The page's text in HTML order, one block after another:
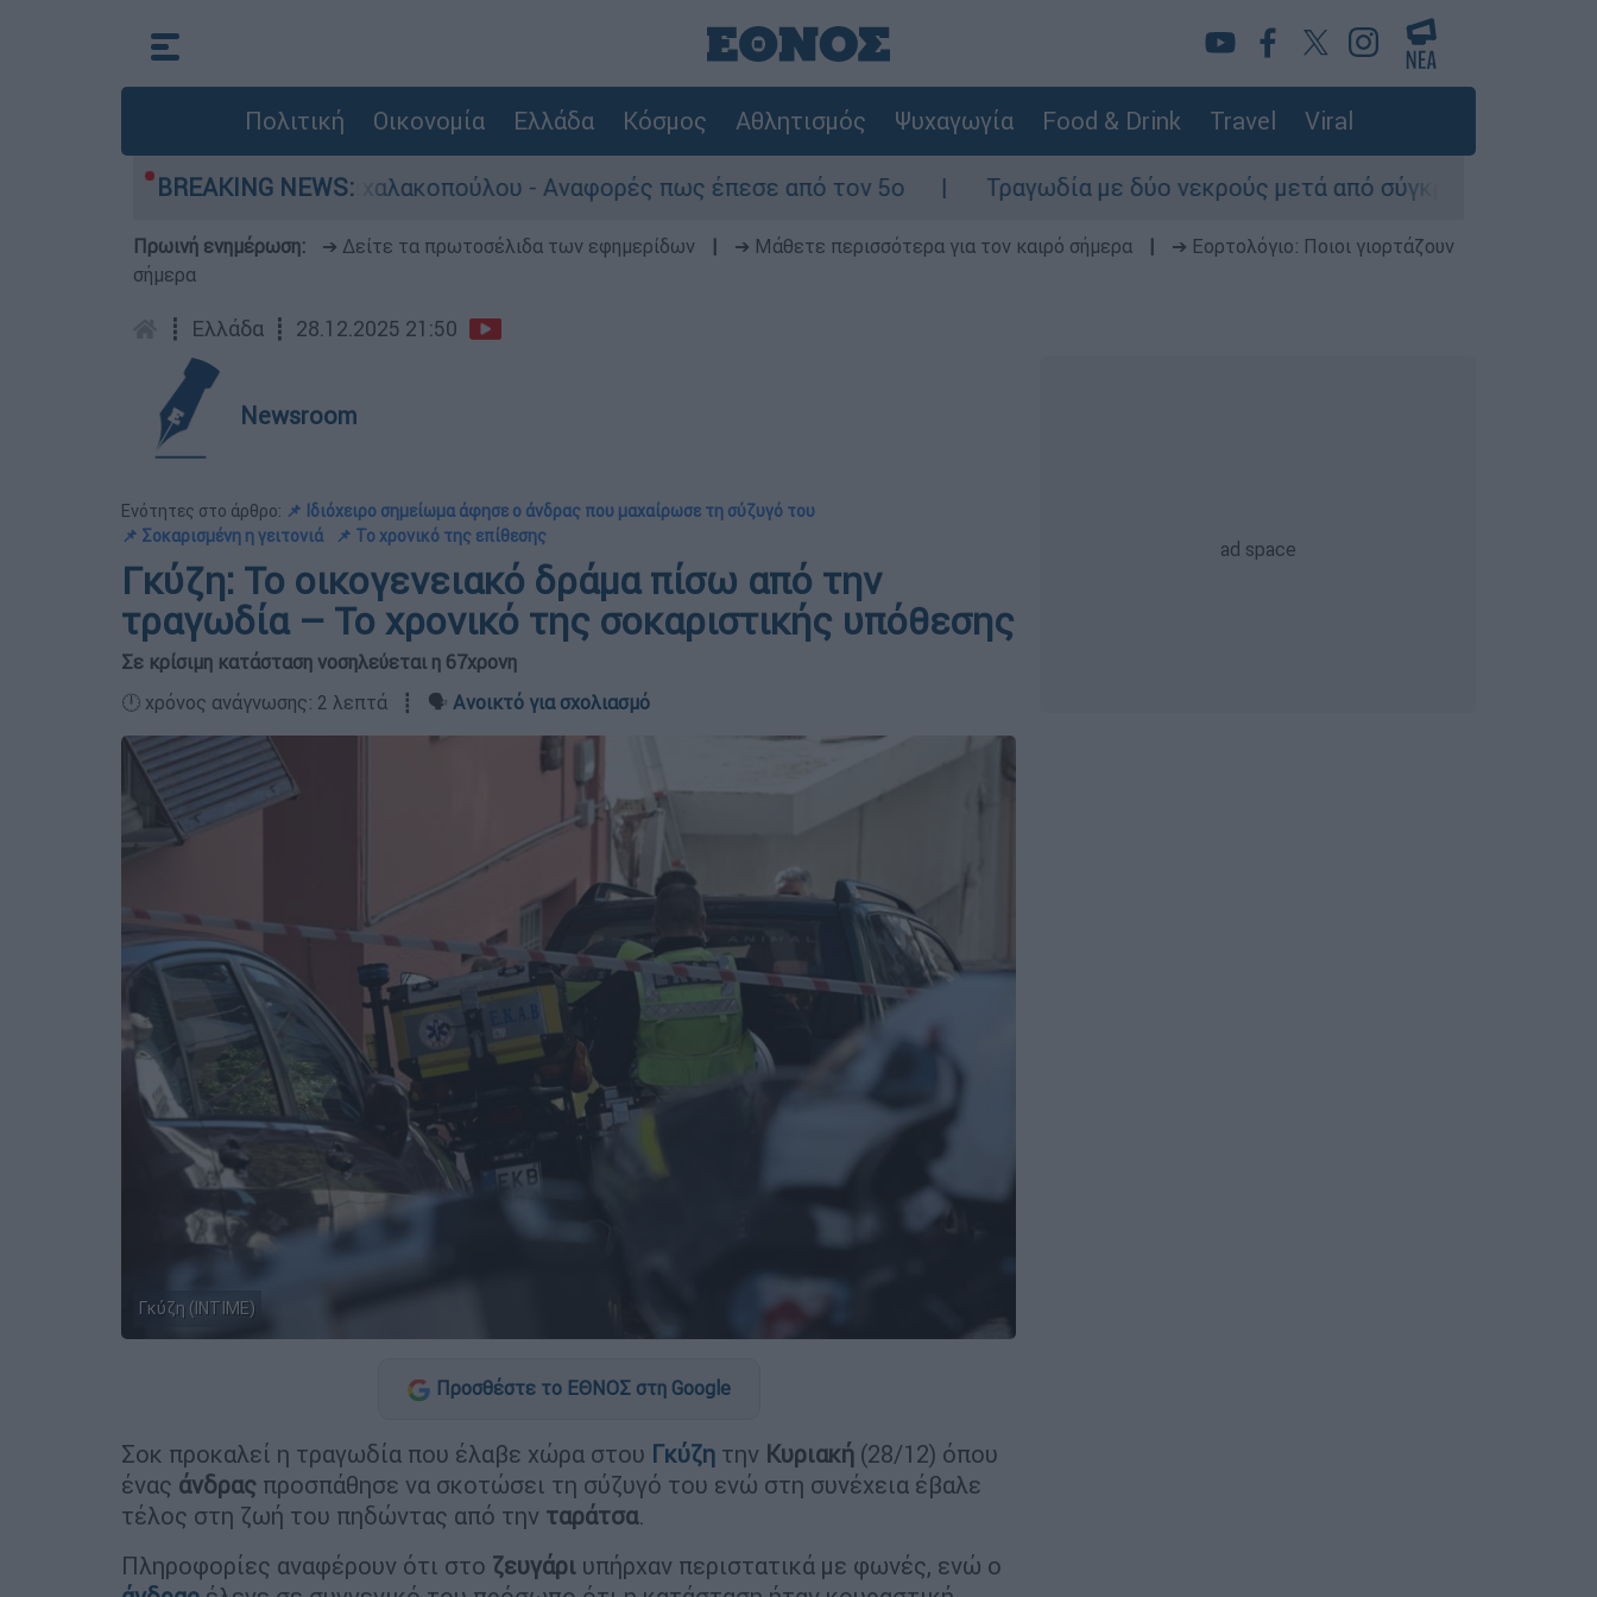
Πολιτική Οικονομία Ελλάδα Κόσμος Αθλητισμός Ψυχαγωγία Food & Drink Travel Viral
BREAKING NEWS:
στη Μιχαλακοπούλου - Αναφορές πως έπεσε από τον 5ο Τραγωδία με δύο νεκρούς μετά από σύγκρουση ΙΧ με φορτηγό στις
Πρωινή ενημέρωση: ➔ Δείτε τα πρωτοσέλιδα των εφημερίδων ➔ Μάθετε περισσότερα για τον καιρό σήμερα
➔ Εορτολόγιο: Ποιοι γιορτάζουν
σήμερα
┋ Ελλάδα ┋ 28.12.2025 21:50
Newsroom
Ενότητες στο άρθρο: 📌 Ιδιόχειρο σημείωμα άφησε ο άνδρας που μαχαίρωσε τη σύζυγό του
📌 Σοκαρισμένη η γειτονιά
📌 Το χρονικό της επίθεσης
Γκύζη: Το οικογενειακό δράμα πίσω από την
τραγωδία – Το χρονικό της σοκαριστικής υπόθεσης
Σε κρίσιμη κατάσταση νοσηλεύεται η 67χρονη
🕛 χρόνος ανάγνωσης: 2 λεπτά ┋ 🗣️ Ανοικτό για σχολιασμό
Γκύζη (INTIME)
Προσθέστε το ΕΘΝΟΣ στη Google
Σοκ προκαλεί η τραγωδία που έλαβε χώρα στου Γκύζη την Κυριακή (28/12) όπου
ένας άνδρας προσπάθησε να σκοτώσει τη σύζυγό του ενώ στη συνέχεια έβαλε
τέλος στη ζωή του πηδώντας από την ταράτσα.
Πληροφορίες αναφέρουν ότι στο ζευγάρι υπήρχαν περιστατικά με φωνές, ενώ ο